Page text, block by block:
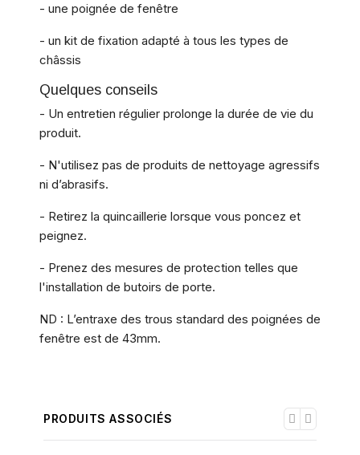
- une poignée de fenêtre
- un kit de fixation adapté à tous les types de
châssis
Quelques conseils
- Un entretien régulier prolonge la durée de vie du
produit.
- N'utilisez pas de produits de nettoyage agressifs
ni d’abrasifs.
- Retirez la quincaillerie lorsque vous poncez et
peignez.
- Prenez des mesures de protection telles que
l'installation de butoirs de porte.
ND : L’entraxe des trous standard des poignées de
fenêtre est de 43mm.
PRODUITS ASSOCIÉS